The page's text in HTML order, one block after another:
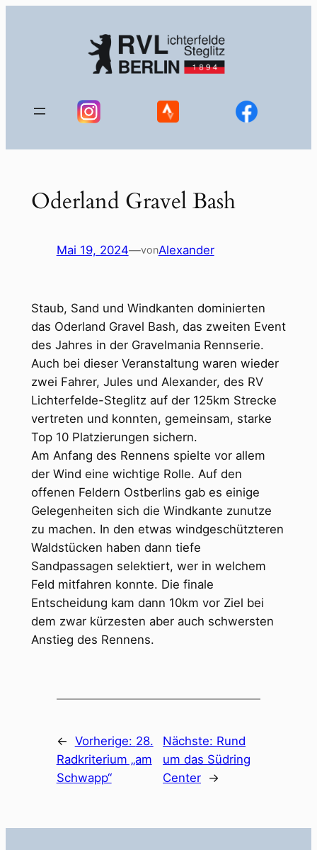
Oderland Gravel Bash
Mai 19, 2024—vonAlexander
Staub, Sand und Windkanten dominierten
das Oderland Gravel Bash, das zweiten Event
des Jahres in der Gravelmania Rennserie.
Auch bei dieser Veranstaltung waren wieder
zwei Fahrer, Jules und Alexander, des RV
Lichterfelde-Steglitz auf der 125km Strecke
vertreten und konnten, gemeinsam, starke
Top 10 Platzierungen sichern.
Am Anfang des Rennens spielte vor allem
der Wind eine wichtige Rolle. Auf den
offenen Feldern Ostberlins gab es einige
Gelegenheiten sich die Windkante zunutze
zu machen. In den etwas windgeschützteren
Waldstücken haben dann tiefe
Sandpassagen selektiert, wer in welchem
Feld mitfahren konnte. Die finale
Entscheidung kam dann 10km vor Ziel bei
dem zwar kürzesten aber auch schwersten
Anstieg des Rennens.
← Vorherige: 28.
Radkriterium „am
Schwapp“
Nächste: Rund
um das Südring
Center →